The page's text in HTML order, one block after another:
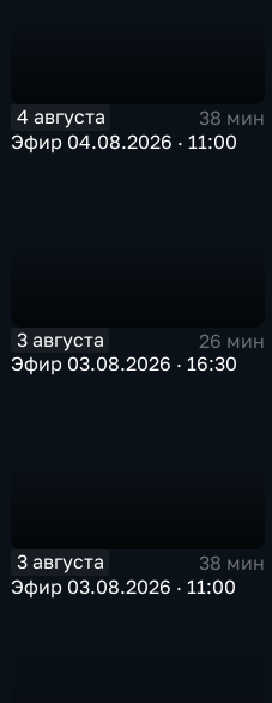
4 августа
38 мин
Эфир 04.08.2026 · 11:00
3 августа
26 мин
Эфир 03.08.2026 · 16:30
3 августа
38 мин
Эфир 03.08.2026 · 11:00